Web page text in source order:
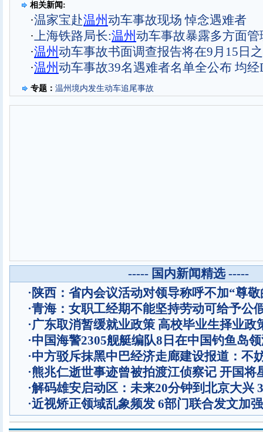
相关新闻:
·温家宝赴温州动车事故现场 悼念遇难者
·上海铁路局长:温州动车事故暴露多方面管
·温州动车事故书面调查报告将在9月15日
·温州动车事故39名遇难者名单全公布 均
专题： 温州境内发生动车追尾事故
----- 国内新闻精选 -----
·陕西：省内会议活动对领导称呼不加“尊敬
·青海：女职工经期不能坚持劳动可给予公
·广东取消暂缓就业政策 高校毕业生择业政
·中国海警2305舰艇编队8日在中国钓鱼岛
·中方驳斥抹黑中巴经济走廊建设报道：不
·熊兆仁逝世事迹曾被拍渡江侦察记 开国将
·解码雄安启动区：未来20分钟到北京大兴
·近视矫正领域乱象频发 6部门联合发文加